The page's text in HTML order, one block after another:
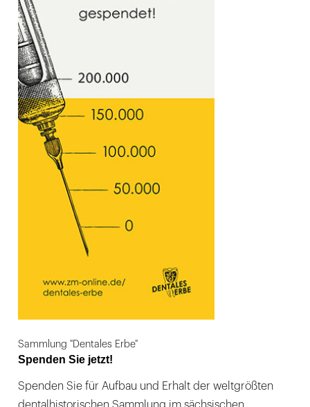
Sammlung "Dentales Erbe"
Spenden Sie jetzt!
Spenden Sie für Aufbau und Erhalt der weltgrößten